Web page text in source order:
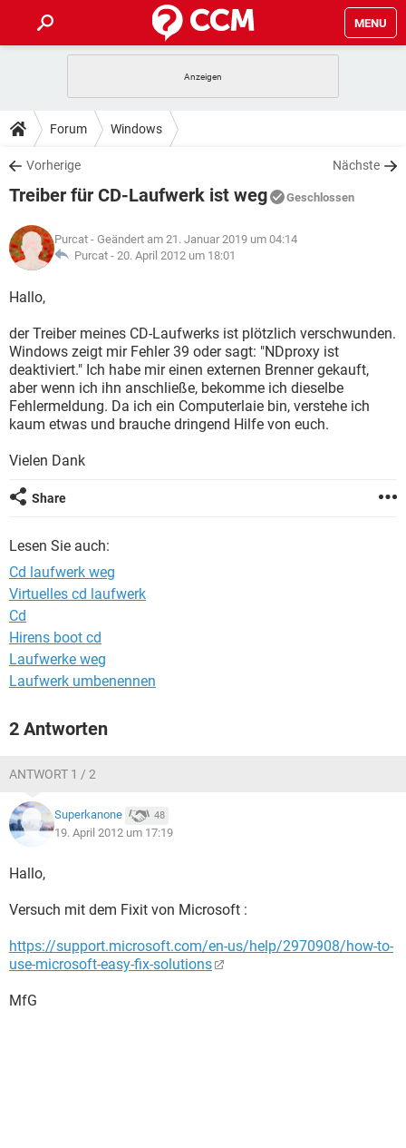
MENU
ANDROID
WINDOWS 10
WHATSAPP TIKTOK
FACEBOOK
TIPPS & TRICKS
SPIELE
WHATSAPP TIKTOK
FACEBOOK
DOWNLOADS
SPIELE STREAMING
ANDROID
WINDOWS 10 INSTAGRAM
WHATSAPP
SPIELE STREAMING
ANDROID
WINDOWS 10
WHATSAPP TIKTOK
FACEBOOK HARDWARE
LEXIKON
SPIELE
WINDOWS 10 INSTAGRAM
WHATSAPP TIKTOK
FACEBOOK HARDWARE
Forum Windows
Vorherige Nächste
Treiber für CD-Laufwerk ist weg Geschlossen
Purcat - Geändert am 21. Januar 2019 um 04:14
Purcat - 20. April 2012 um 18:01
Hallo,
der Treiber meines CD-Laufwerks ist plötzlich verschwunden.
Windows zeigt mir Fehler 39 oder sagt: "NDproxy ist
deaktiviert." Ich habe mir einen externen Brenner gekauft,
aber wenn ich ihn anschließe, bekomme ich dieselbe
Fehlermeldung. Da ich ein Computerlaie bin, verstehe ich
kaum etwas und brauche dringend Hilfe von euch.
Vielen Dank
Share
Lesen Sie auch:
Cd laufwerk weg
Virtuelles cd laufwerk
Cd
Hirens boot cd
Laufwerke weg
Laufwerk umbenennen
2 Antworten
ANTWORT 1 / 2
Superkanone 48
19. April 2012 um 17:19
Hallo,
Versuch mit dem Fixit von Microsoft :
https://support.microsoft.com/en-us/help/2970908/how-to-
use-microsoft-easy-fix-solutions
MfG